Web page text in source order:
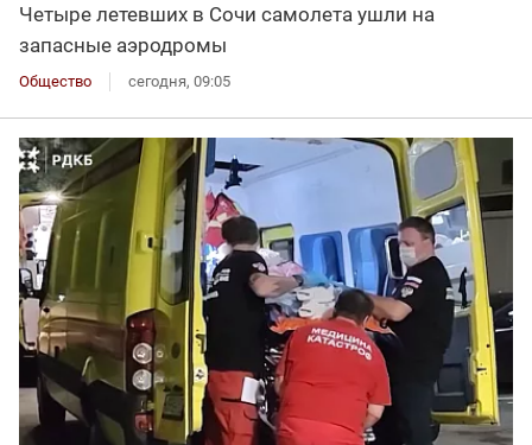
Четыре летевших в Сочи самолета ушли на
запасные аэродромы
Общество сегодня, 09:05